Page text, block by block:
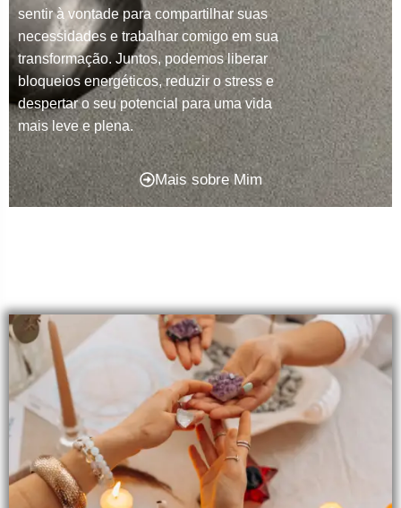
sentir à vontade para compartilhar suas
necessidades e trabalhar comigo em sua
transformação. Juntos, podemos liberar
bloqueios energéticos, reduzir o stress e
despertar o seu potencial para uma vida
mais leve e plena.
Mais sobre Mim